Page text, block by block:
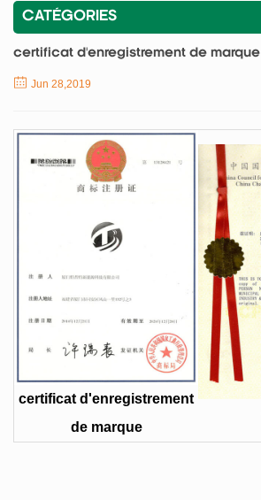
CATÉGORIES
certificat d'enregistrement de marque
Jun 28,2019
certificat d'enregistrement
de marque